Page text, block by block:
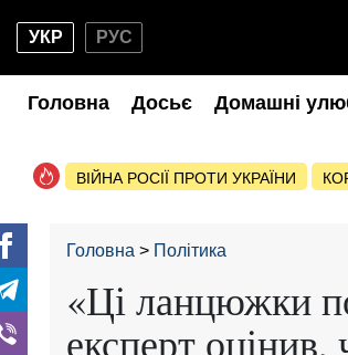
УКР РУС
Головна Досьє Домашні
ВІЙНА РОСІЇ ПРОТИ УКРАЇНИ
Головна Політика
«Ці ланцюжки
експерт